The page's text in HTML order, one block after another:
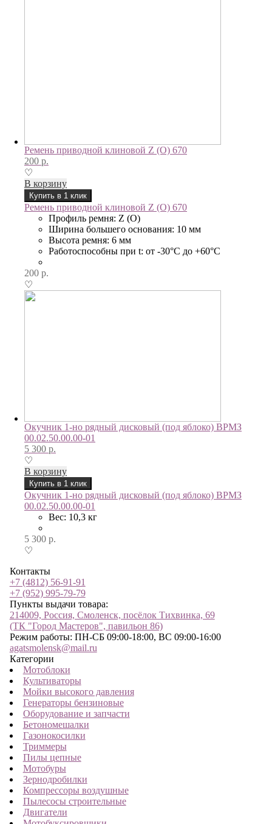
Ремень приводной клиновой Z (О) 670
200 р.
♡
В корзину
Купить в 1 клик
Ремень приводной клиновой Z (О) 670
Профиль ремня: Z (О)
Ширина большего основания: 10 мм
Высота ремня: 6 мм
Работоспособны при t: от -30°C до +60°C
200 р.
♡
Окучник 1-но рядный дисковый (под яблоко) ВРМЗ
00.02.50.00.00-01
5 300 р.
♡
В корзину
Купить в 1 клик
Окучник 1-но рядный дисковый (под яблоко) ВРМЗ
00.02.50.00.00-01
Вес: 10,3 кг
5 300 р.
♡
Контакты
+7 (4812) 56-91-91
+7 (952) 995-79-79
Пункты выдачи товара:
214009, Россия, Смоленск, посёлок Тихвинка, 69
(ТК "Город Мастеров", павильон 86)
Режим работы: ПН-СБ 09:00-18:00, ВС 09:00-16:00
agatsmolensk@mail.ru
Категории
Мотоблоки
Культиваторы
Мойки высокого давления
Генераторы бензиновые
Оборудование и запчасти
Бетономешалки
Газонокосилки
Триммеры
Пилы цепные
Мотобуры
Зернодробилки
Компрессоры воздушные
Пылесосы строительные
Двигатели